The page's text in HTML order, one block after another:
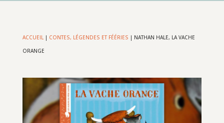
ACCUEIL| CONTES, LÉGENDES ET FÉÉRIES | NATHAN HALE, LA VACHE
ORANGE